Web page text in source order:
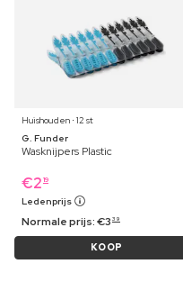
Huishouden ⋅ 12 st
G. Funder
Wasknijpers Plastic
€2 19
Ledenprijs
Normale prijs:€3 39
KOOP